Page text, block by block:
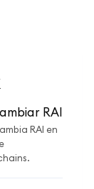
RAI
RAI en